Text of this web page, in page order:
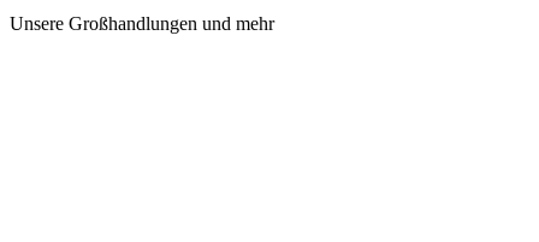
Unsere Großhandlungen und mehr